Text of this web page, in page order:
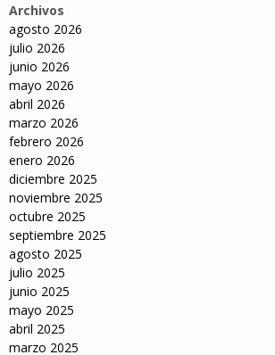
Archivos
agosto 2026
julio 2026
junio 2026
mayo 2026
abril 2026
marzo 2026
febrero 2026
enero 2026
diciembre 2025
noviembre 2025
octubre 2025
septiembre 2025
agosto 2025
julio 2025
junio 2025
mayo 2025
abril 2025
marzo 2025